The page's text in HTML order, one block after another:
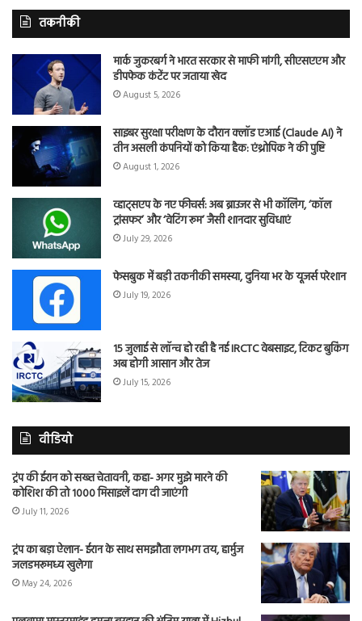
तकनीकी
मार्क जुकरबर्ग ने भारत सरकार से माफी मांगी, सीएसएएम और
डीपफेक कंटेंट पर जताया खेद
August 5, 2026
साइबर सुरक्षा परीक्षण के दौरान क्लॉड एआई (Claude AI) ने
तीन असली कंपनियों को किया हैक: एंथ्रोपिक ने की पुष्टि
August 1, 2026
व्हाट्सएप के नए फीचर्स: अब ब्राउजर से भी कॉलिंग, ‘कॉल
ट्रांसफर’ और ‘वेटिंग रूम’ जैसी शानदार सुविधाएं
July 29, 2026
फेसबुक में बड़ी तकनीकी समस्या, दुनिया भर के यूजर्स परेशान
July 19, 2026
15 जुलाई से लॉन्च हो रही है नई IRCTC वेबसाइट, टिकट बुकिंग
अब होगी आसान और तेज
July 15, 2026
वीडियो
ट्रंप की ईरान को सख्त चेतावनी, कहा- अगर मुझे मारने की
कोशिश की तो 1000 मिसाइलें दाग दी जाएंगी
July 11, 2026
ट्रंप का बड़ा ऐलान- ईरान के साथ समझौता लगभग तय, हार्मुज
जलडमरूमध्य खुलेगा
May 24, 2026